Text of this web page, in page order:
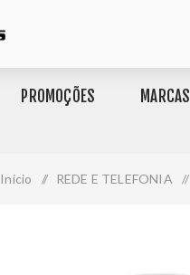
PROMOÇÕES MARCAS
Início / REDE E TELEFONIA /